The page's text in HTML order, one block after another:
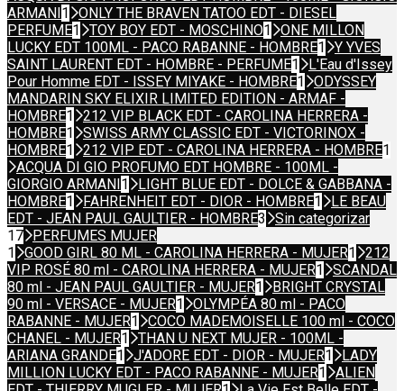
ARMANI 1
ONLY THE BRAVEN TATOO EDT - DIESEL
PERFUME1 TOY BOY EDT - MOSCHINO1
ONE MILLON
LUCKY EDT 100ML - PACO RABANNE - HOMBRE1
Y YVES
SAINT LAURENT EDT - HOMBRE - PERFUME1
L'Eau d'Issey
Pour Homme EDT - ISSEY MIYAKE - HOMBRE1
ODYSSEY
MANDARIN SKY ELIXIR LIMITED EDITION - ARMAF -
HOMBRE1
212 VIP BLACK EDT - CAROLINA HERRERA -
HOMBRE1
SWISS ARMY CLASSIC EDT - VICTORINOX -
HOMBRE1 212 VIP EDT - CAROLINA HERRERA - HOMBRE1
ACQUA DI GIO PROFUMO EDT HOMBRE - 100ML -
GIORGIO ARMANI 1
LIGHT BLUE EDT - DOLCE & GABBANA -
HOMBRE1 FAHRENHEIT EDT - DIOR - HOMBRE1
LE BEAU
EDT - JEAN PAUL GAULTIER - HOMBRE3
Sin categorizar
17
PERFUMES MUJER
1
GOOD GIRL 80 ML - CAROLINA HERRERA - MUJER1
212
VIP ROSÉ 80 ml - CAROLINA HERRERA - MUJER1
SCANDAL
80 ml - JEAN PAUL GAULTIER - MUJER1
BRIGHT CRYSTAL
90 ml - VERSACE - MUJER1
OLYMPÉA 80 ml - PACO
RABANNE - MUJER1
COCO MADEMOISELLE 100 ml - COCO
CHANEL - MUJER1
THAN U NEXT MUJER - 100ML -
ARIANA GRANDE1 J'ADORE EDT - DIOR - MUJER1
LADY
MILLION LUCKY EDT - PACO RABANNE - MUJER1
ALIEN